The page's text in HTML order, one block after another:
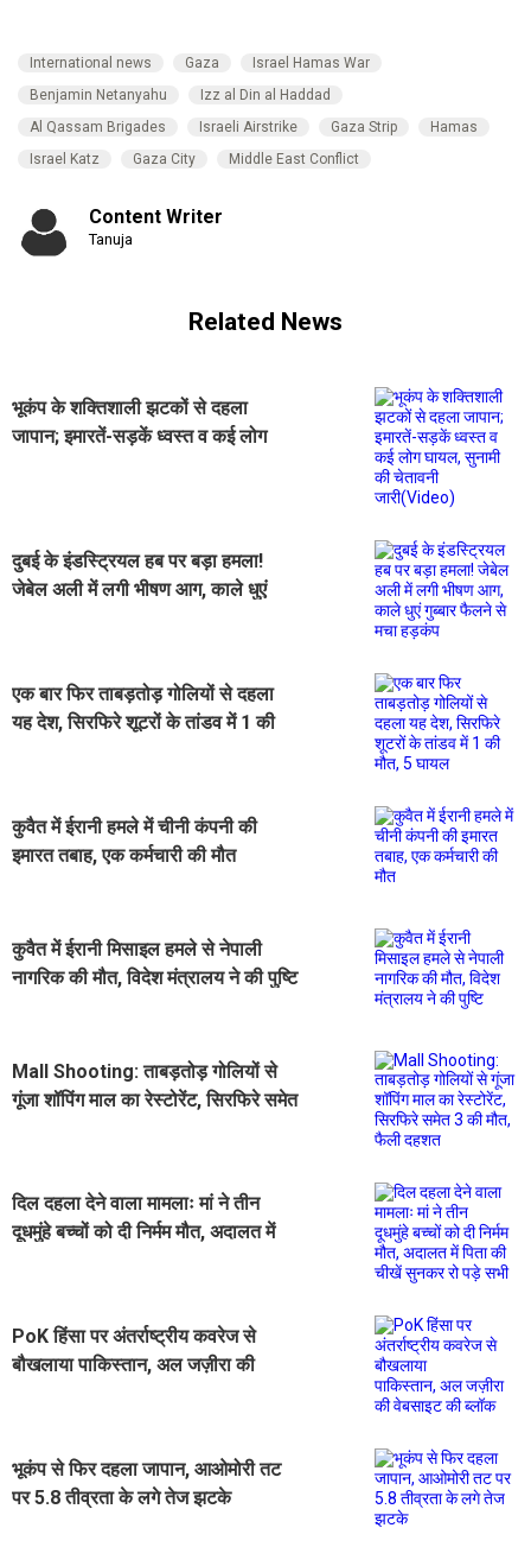
International news Gaza
Israel Hamas War
Benjamin Netanyahu
Izz al Din al Haddad
Al Qassam Brigades
Israeli Airstrike Gaza Strip
Hamas
Israel Katz
Gaza City Middle East Conflict
Content Writer
Tanuja
Related News
भूकंप के शक्तिशाली झटकों से दहला
जापान; इमारतें-सड़कें ध्वस्त व कई लोग
दुबई के इंडस्ट्रियल हब पर बड़ा हमला!
जेबेल अली में लगी भीषण आग, काले धुएं
एक बार फिर ताबड़तोड़ गोलियों से दहला
यह देश, सिरफिरे शूटरों के तांडव में 1 की
कुवैत में ईरानी हमले में चीनी कंपनी की
इमारत तबाह, एक कर्मचारी की मौत
कुवैत में ईरानी मिसाइल हमले से नेपाली
नागरिक की मौत, विदेश मंत्रालय ने की पुष्टि
Mall Shooting: ताबड़तोड़ गोलियों से
गूंजा शॉपिंग माल का रेस्टोरेंट, सिरफिरे समेत
दिल दहला देने वाला मामलाः मां ने तीन
दूधमुंहे बच्चों को दी निर्मम मौत, अदालत में
PoK हिंसा पर अंतर्राष्ट्रीय कवरेज से
बौखलाया पाकिस्तान, अल जज़ीरा की
भूकंप से फिर दहला जापान, आओमोरी तट
पर 5.8 तीव्रता के लगे तेज झटके